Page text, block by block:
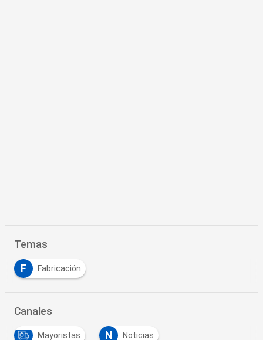
Temas
F Fabricación
Canales
Mayoristas N Noticias